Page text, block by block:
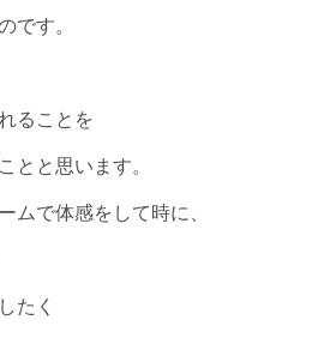
です。
ることを
とと思います。
ムで体感をして時に、
たく